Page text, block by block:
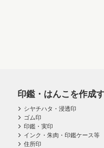
印鑑・はんこを作成
シヤチハタ・浸透印
ゴム印
印鑑・実印
インク・朱肉・印鑑ケース等
住所印